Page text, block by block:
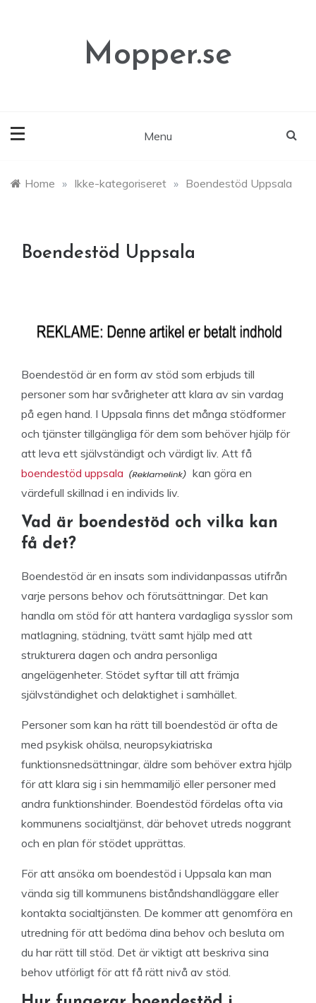
Mopper.se
Menu
Home » Ikke-kategoriseret » Boendestöd Uppsala
Boendestöd Uppsala
Boendestöd är en form av stöd som erbjuds till
personer som har svårigheter att klara av sin vardag
på egen hand. I Uppsala finns det många stödformer
och tjänster tillgängliga för dem som behöver hjälp för
att leva ett självständigt och värdigt liv. Att få
boendestöd uppsala
kan göra en
värdefull skillnad i en individs liv.
Vad är boendestöd och vilka kan
få det?
Boendestöd är en insats som individanpassas utifrån
varje persons behov och förutsättningar. Det kan
handla om stöd för att hantera vardagliga sysslor som
matlagning, städning, tvätt samt hjälp med att
strukturera dagen och andra personliga
angelägenheter. Stödet syftar till att främja
självständighet och delaktighet i samhället.
Personer som kan ha rätt till boendestöd är ofta de
med psykisk ohälsa, neuropsykiatriska
funktionsnedsättningar, äldre som behöver extra hjälp
för att klara sig i sin hemmamiljö eller personer med
andra funktionshinder. Boendestöd fördelas ofta via
kommunens socialtjänst, där behovet utreds noggrant
och en plan för stödet upprättas.
För att ansöka om boendestöd i Uppsala kan man
vända sig till kommunens biståndshandläggare eller
kontakta socialtjänsten. De kommer att genomföra en
utredning för att bedöma dina behov och besluta om
du har rätt till stöd. Det är viktigt att beskriva sina
behov utförligt för att få rätt nivå av stöd.